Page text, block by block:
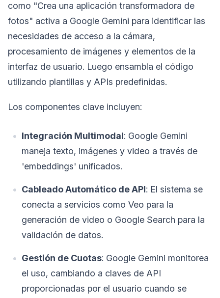
como "Crea una aplicación transformadora de
fotos" activa a Google Gemini para identificar las
necesidades de acceso a la cámara,
procesamiento de imágenes y elementos de la
interfaz de usuario. Luego ensambla el código
utilizando plantillas y APIs predefinidas.
Los componentes clave incluyen:
Integración Multimodal: Google Gemini
maneja texto, imágenes y video a través de
'embeddings' unificados.
Cableado Automático de API: El sistema se
conecta a servicios como Veo para la
generación de video o Google Search para la
validación de datos.
Gestión de Cuotas: Google Gemini monitorea
el uso, cambiando a claves de API
proporcionadas por el usuario cuando se